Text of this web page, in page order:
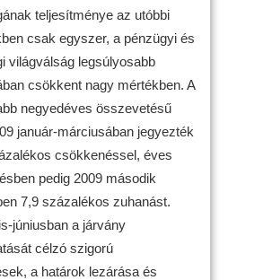
teljesítménye az utóbbi
csak egyszer, a pénzügyi és
világválság legsúlyosabb
csökkent nagy mértékben. A
negyedéves összevetésű
január-márciusában jegyezték
csökkenéssel, éves
pedig 2009 második
7,9 százalékos zuhanást.
júniusban a járvány
célzó szigorú
a határok lezárása és